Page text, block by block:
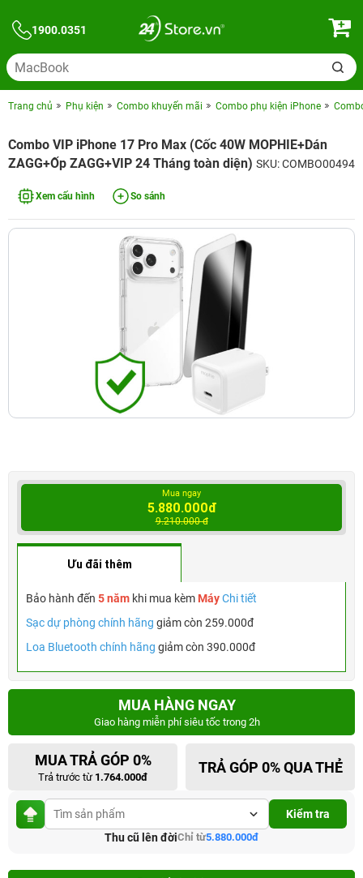
1900.0351
Trang chủ Phụ kiện Combo khuyến mãi Combo phụ kiện iPhone
Combo VIP iPhone 17 Pro Max (Cốc 40W MOPHIE+Dán
ZAGG+Ốp ZAGG+VIP 24 Tháng toàn diện) SKU: COMBO00494
Xem cấu hình So sánh
Mua ngay
5.880.000đ
9.210.000 đ
Ưu đãi thêm
Bảo hành đến 5 năm khi mua kèm MáyChi tiết
Sạc dự phòng chính hãng giảm còn 259.000đ
Loa Bluetooth chính hãng giảm còn 390.000đ
MUA HÀNG NGAY
Giao hàng miễn phí siêu tốc trong 2h
MUA TRẢ GÓP 0%
Trả trước từ 1.764.000đ
TRẢ GÓP 0% QUA THẺ
Kiểm tra
Thu cũ lên đờiChỉ từ5.880.000đ